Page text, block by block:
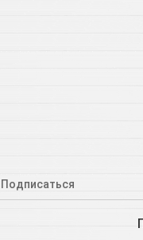
Подписаться